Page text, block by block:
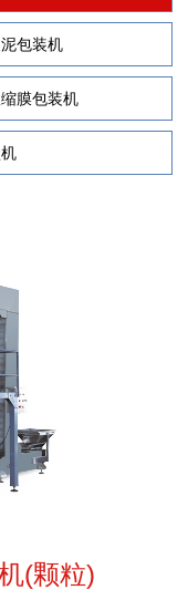
包装机
膜包装机
(颗粒)